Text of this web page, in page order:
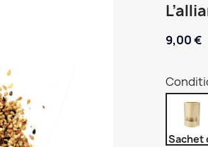
9,00 €
Sachet